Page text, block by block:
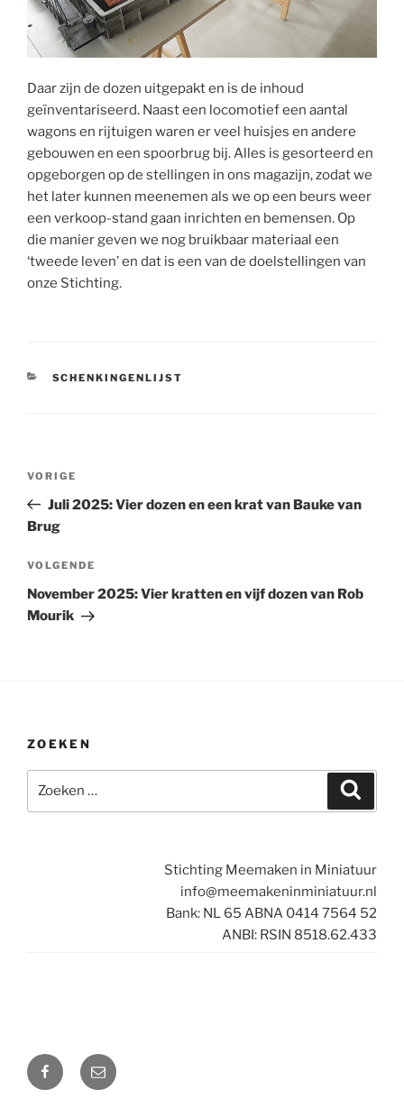
Daar zijn de dozen uitgepakt en is de inhoud
geïnventariseerd. Naast een locomotief een aantal
wagons en rijtuigen waren er veel huisjes en andere
gebouwen en een spoorbrug bij. Alles is gesorteerd en
opgeborgen op de stellingen in ons magazijn, zodat we
het later kunnen meenemen als we op een beurs weer
een verkoop-stand gaan inrichten en bemensen. Op
die manier geven we nog bruikbaar materiaal een
‘tweede leven’ en dat is een van de doelstellingen van
onze Stichting.
CATEGORIEËN
SCHENKINGENLIJST
Vorig
bericht
VORIGE
Juli 2025: Vier dozen en een krat van Bauke van
Brug
Volgend
bericht
VOLGENDE
November 2025: Vier kratten en vijf dozen van Rob
Mourik
ZOEKEN
naar:
Stichting Meemaken in Miniatuur
info@meemakeninminiatuur.nl
Bank: NL 65 ABNA 0414 7564 52
ANBI: RSIN 8518.62.433
Facebook
E-
mail